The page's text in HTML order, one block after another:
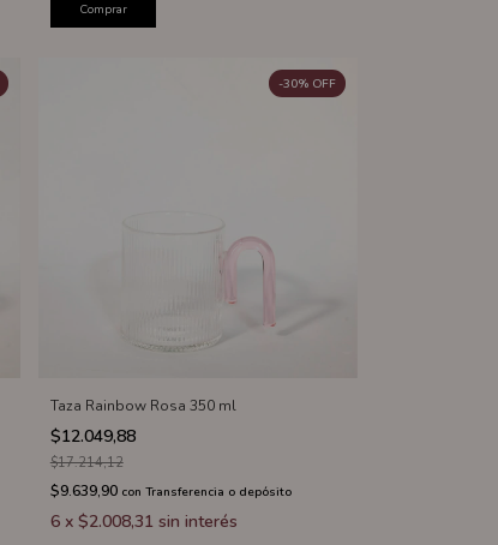
Comprar
Taza Rainbow Rosa 350 ml
$12.049,88
-30% OFF
$17.214,12
$9.639,90 con Transferencia o depósito
6 x $2.008,31 sin interés